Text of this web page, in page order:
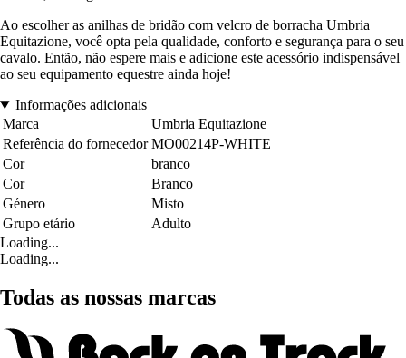
Ao escolher as anilhas de bridão com velcro de borracha Umbria
Equitazione, você opta pela qualidade, conforto e segurança para o seu
cavalo. Então, não espere mais e adicione este acessório indispensável
ao seu equipamento equestre ainda hoje!
Informações adicionais
Marca
Umbria Equitazione
Referência do fornecedor MO00214P-WHITE
Cor
branco
Cor
Branco
Género
Misto
Grupo etário
Adulto
Loading...
Loading...
Todas as nossas marcas